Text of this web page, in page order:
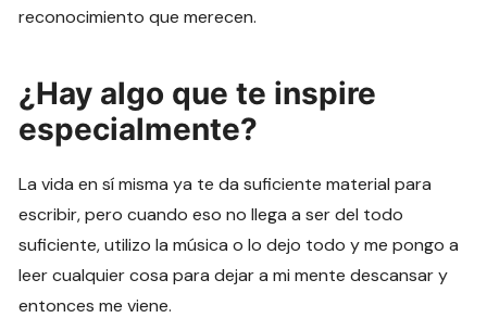
reconocimiento que merecen.
¿Hay algo que te inspire
especialmente?
La vida en sí misma ya te da suficiente material para
escribir, pero cuando eso no llega a ser del todo
suficiente, utilizo la música o lo dejo todo y me pongo a
leer cualquier cosa para dejar a mi mente descansar y
entonces me viene.